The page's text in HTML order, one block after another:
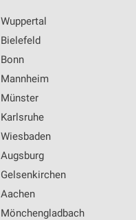
Wuppertal
Bielefeld
Bonn
Mannheim
Münster
Karlsruhe
Wiesbaden
Augsburg
Gelsenkirchen
Aachen
Mönchengladbach